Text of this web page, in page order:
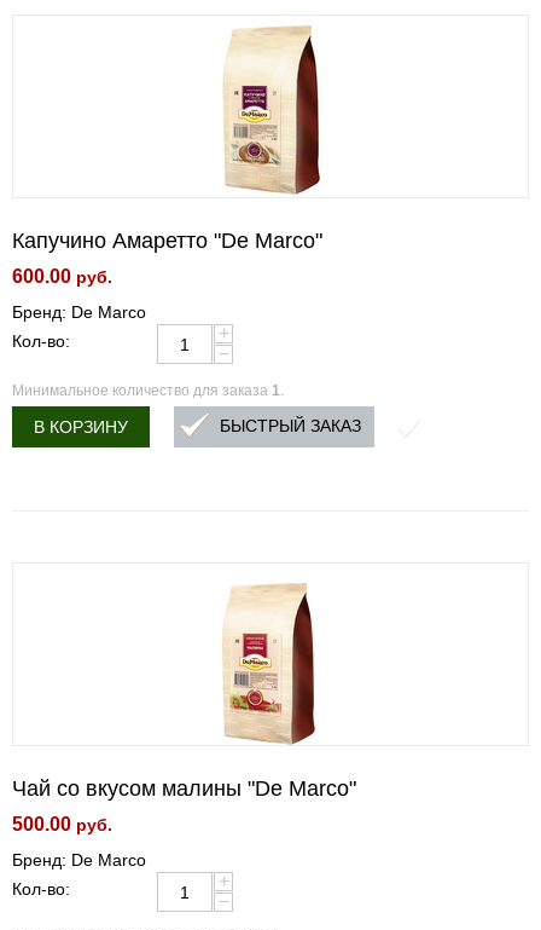
Капучино Амаретто "De Marco"
600.00 руб.
Бренд: De Marco
Кол-во:
+
−
Минимальное количество для заказа 1.
В КОРЗИНУ БЫСТРЫЙ ЗАКАЗ
Чай со вкусом малины "De Marco"
500.00 руб.
Бренд: De Marco
Кол-во:
+
−